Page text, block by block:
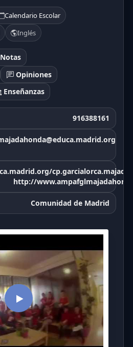
Calendario Escolar
Inglés
Notas
Opiniones
Enseñanzas
916388161
http://
Comunidad de Madrid